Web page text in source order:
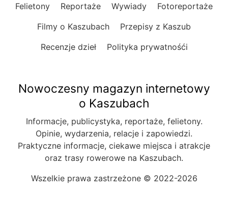
Felietony Reportaże Wywiady
Fotoreportaże
Filmy o Kaszubach
Przepisy z Kaszub
Recenzje dzieł
Polityka prywatnośći
Nowoczesny magazyn internetowy
o Kaszubach
Informacje, publicystyka, reportaże, felietony.
Opinie, wydarzenia, relacje i zapowiedzi.
Praktyczne informacje, ciekawe miejsca i atrakcje
oraz trasy rowerowe na Kaszubach.
Wszelkie prawa zastrzeżone © 2022-2026